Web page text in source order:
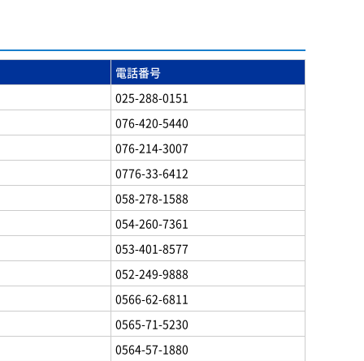
電話番号
025-288-0151
076-420-5440
076-214-3007
0776-33-6412
058-278-1588
054-260-7361
053-401-8577
052-249-9888
0566-62-6811
0565-71-5230
0564-57-1880